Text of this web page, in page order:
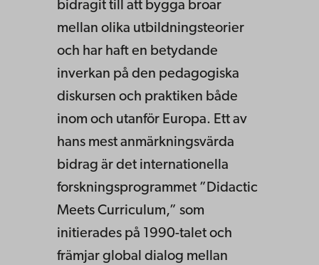
bidragit till att bygga broar
mellan olika utbildningsteorier
och har haft en betydande
inverkan på den pedagogiska
diskursen och praktiken både
inom och utanför Europa. Ett av
hans mest anmärkningsvärda
bidrag är det internationella
forskningsprogrammet ”Didactic
Meets Curriculum,” som
initierades på 1990-talet och
främjar global dialog mellan